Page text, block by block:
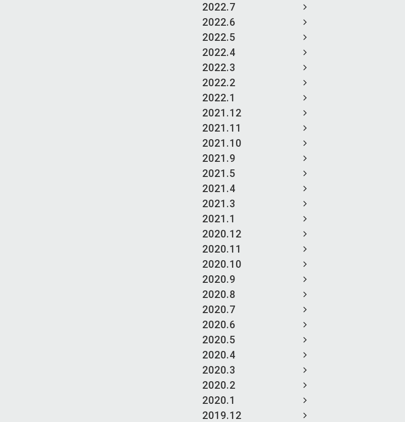
2022.7
2022.6
2022.5
2022.4
2022.3
2022.2
2022.1
2021.12
2021.11
2021.10
2021.9
2021.5
2021.4
2021.3
2021.1
2020.12
2020.11
2020.10
2020.9
2020.8
2020.7
2020.6
2020.5
2020.4
2020.3
2020.2
2020.1
2019.12